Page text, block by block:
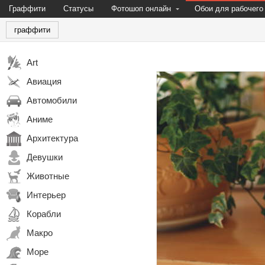
Граффити Статусы Фотошоп онлайн Обои для рабочего
граффити
Art
Авиация
Автомобили
Аниме
Архитектура
Девушки
Животные
Интерьер
Корабли
Макро
Море